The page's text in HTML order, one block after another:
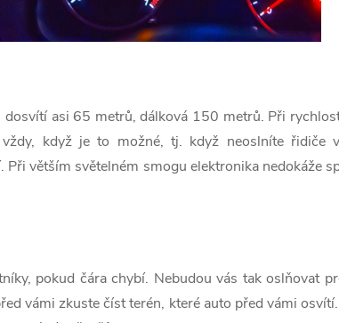
dosvítí asi 65 metrů, dálková 150 metrů. Při
vždy, když je to možné, tj. když neoslníte
větším světelném smogu elektronika nedokáže
pokud čára chybí. Nebudou vás tak oslňovat
vámi zkuste číst terén, které auto před vámi